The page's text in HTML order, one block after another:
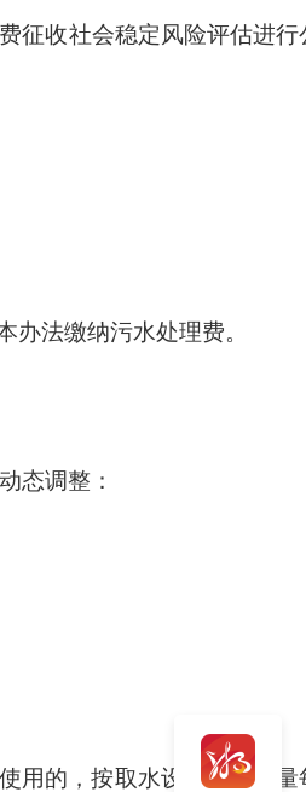
征收社会稳定风险评估进行
办法缴纳污水处理费。
态调整：
用的，按取水设施额定流量